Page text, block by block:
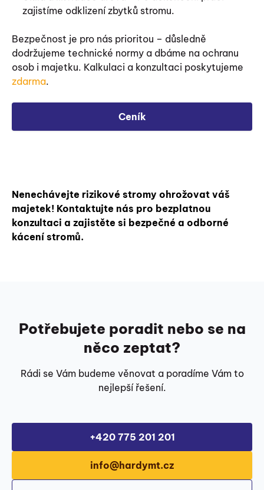
zajistíme odklizení zbytků stromu.
Bezpečnost je pro nás prioritou – důsledně
dodržujeme technické normy a dbáme na ochranu
osob i majetku. Kalkulaci a konzultaci poskytujeme
zdarma.
Ceník
Nenechávejte rizikové stromy ohrožovat váš
majetek! Kontaktujte nás pro bezplatnou
konzultaci a zajistěte si bezpečné a odborné
kácení stromů.
Potřebujete poradit nebo se na
něco zeptat?
Rádi se Vám budeme věnovat a poradíme Vám to
nejlepší řešení.
+420 775 201 201
info@hardymt.cz